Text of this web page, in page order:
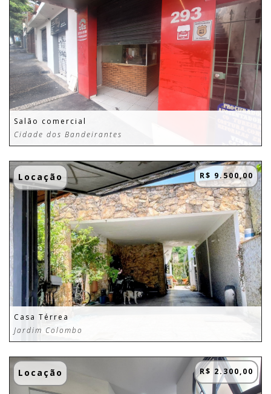
Salão comercial
Cidade dos Bandeirantes
Locação R$ 9.500,00
Casa Térrea
Jardim Colombo
Locação R$ 2.300,00